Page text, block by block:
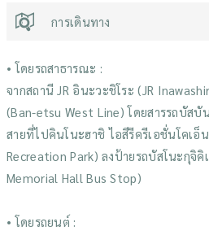
การเดินทาง
• โดยรถสาธารณะ :
จากสถานี JR อินะวะชิโระ (JR
(Ban-etsu West Line) โดยสารรถบัส
สายที่ไปคินโนะฮาชิ ไอสึรีครีเอชั่นโคเอ็
Recreation Park) ลงป้ายรถบัสโนะกุจิคิ
Memorial Hall Bus Stop)
• โดยรถยนต์ :